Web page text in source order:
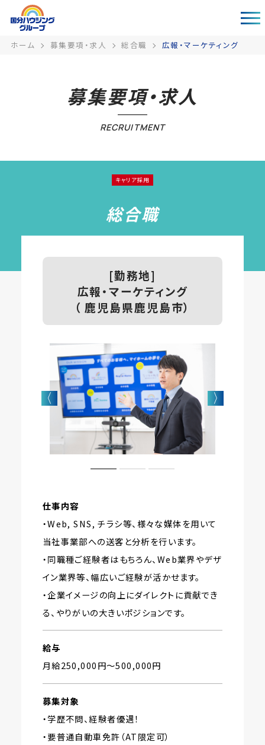
ホーム 募集要項・求人 総合職 広報・マーケティング
募集要項・求人
RECRUITMENT
キャリア採用
総合職
[勤務地]
広報・マーケティング
（ 鹿児島県鹿児島市）
仕事内容
・Web, SNS, チラシ等、様々な媒体を用いて
当社事業部への送客と分析を行います。
・同職種ご経験者はもちろん、Web業界やデザ
イン業界等、幅広いご経験が活かせます。
・企業イメージの向上にダイレクトに貢献でき
る、やりがいの大きいポジションです。
給与
月給250,000円〜500,000円
募集対象
・学歴不問、経験者優遇！
・要普通自動車免許（AT限定可）